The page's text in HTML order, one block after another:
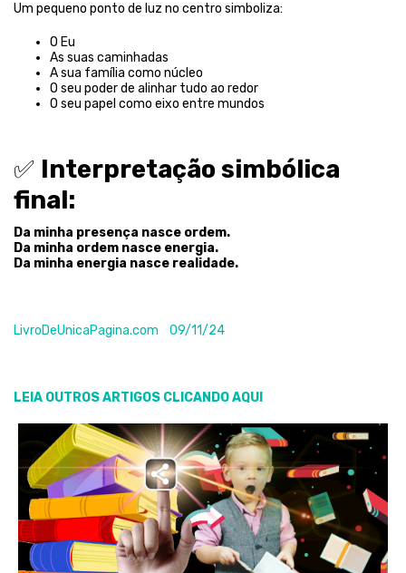
Um pequeno ponto de luz no centro simboliza:
O Eu
As suas caminhadas
A sua família como núcleo
O seu poder de alinhar tudo ao redor
O seu papel como eixo entre mundos
✅ Interpretação simbólica
final:
Da minha presença nasce ordem.
Da minha ordem nasce energia.
Da minha energia nasce realidade.
LivroDeUnicaPagina.com 09/11/24
LEIA OUTROS ARTIGOS CLICANDO AQUI